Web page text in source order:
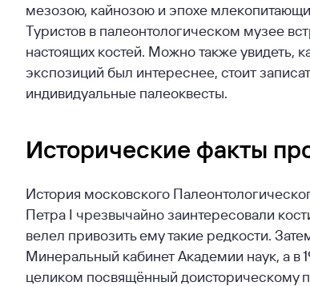
мезозою, кайнозою и эпохе
Туристов в палеонтологическом музее
настоящих костей. Можно также увидеть,
экспозиций был интереснее, стоит
индивидуальные палеоквесты.
Исторические факты
История московского
Петра I чрезвычайно заинтересовали
велел привозить ему такие редкости.
Минеральный кабинет Академии наук, а в
целиком посвящённый доисторическому